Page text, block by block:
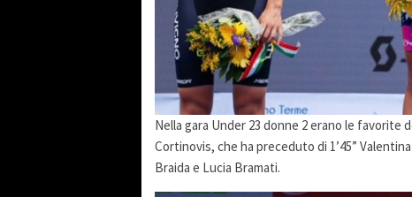
Nella gara Under 23 donne 2 erano le favorite
Cortinovis, che ha preceduto di 1’45”
Braida e Lucia Bramati.